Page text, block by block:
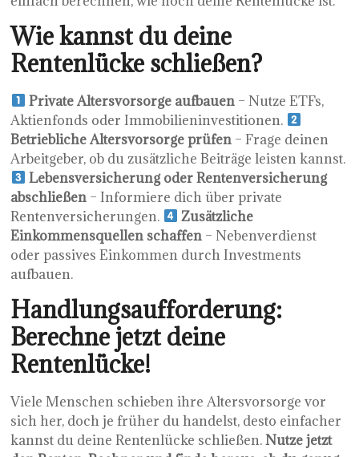
Wie kannst du deine
Rentenlücke schließen?
Private Altersvorsorge aufbauen– Nutze ETFs,
Aktienfonds oder Immobilieninvestitionen.
Betriebliche Altersvorsorge prüfen – Frage deinen
Arbeitgeber, ob du zusätzliche Beiträge leisten kannst.
Lebensversicherung oder Rentenversicherung
abschließen – Informiere dich über private
Rentenversicherungen.
Zusätzliche
Einkommensquellen schaffen – Nebenverdienst
oder passives Einkommen durch Investments
aufbauen.
Handlungsaufforderung:
Berechne jetzt deine
Rentenlücke!
Viele Menschen schieben ihre Altersvorsorge vor
sich her, doch je früher du handelst, desto einfacher
kannst du deine Rentenlücke schließen.Nutze jetzt